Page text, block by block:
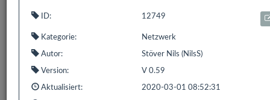
Nächste
ID: 12749
Kategorie: Netzwerk
Autor: Stöver Nils (NilsS)
Version: V 0.59
Aktualisiert: 2020-03-01 08:52:31